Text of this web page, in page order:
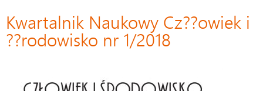
Kwartalnik Naukowy Cz??owiek i
??rodowisko nr 1/2018